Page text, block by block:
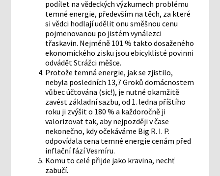
podílet na vědeckých výzkumech problému
temné energie, především na těch, za které
si vědci hodlají udělit onu směšnou cenu
pojmenovanou po jistém vynálezci
třaskavin. Nejméně 101 % takto dosaženého
ekonomického zisku jsou ebicyklisté povinni
odvádět Strážci měšce.
Protože temná energie, jak se zjistilo,
nebyla posledních 13,7 Groků domácnostem
vůbec účtována (sic!), je nutné okamžitě
zavést základní sazbu, od 1. ledna příštího
roku ji zvýšit o 180 % a každoročně ji
valorizovat tak, aby nejpozději v čase
nekonečno, kdy očekáváme Big R. I. P.
odpovídala cena temné energie cenám před
inflační fází Vesmíru.
Komu to celé přijde jako kravina, nechť
zabučí.